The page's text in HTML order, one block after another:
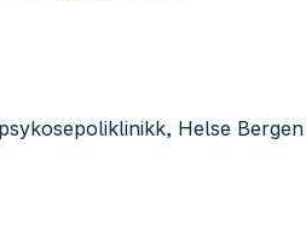
Helse Bergen